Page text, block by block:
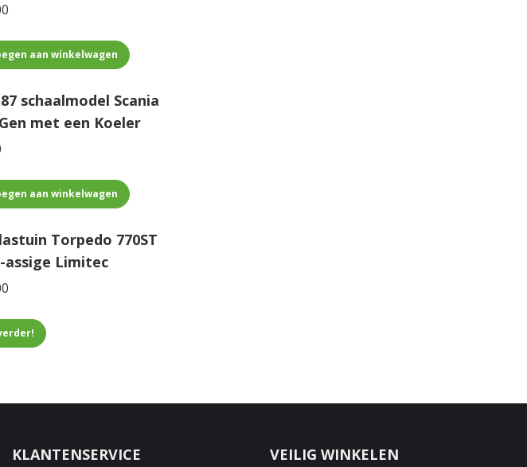
aan winkelwagen
schaalmodel Scania
met een Koeler
aan winkelwagen
Torpedo 770ST
assige Limitec
KLANTENSERVICE VEILIG WINKELEN